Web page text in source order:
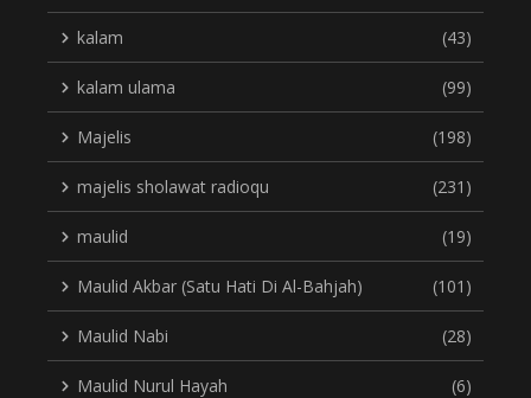
kalam (43)
kalam ulama (99)
Majelis (198)
majelis sholawat radioqu (231)
maulid (19)
Maulid Akbar (Satu Hati Di Al-Bahjah) (101)
Maulid Nabi (28)
Maulid Nurul Hayah (6)